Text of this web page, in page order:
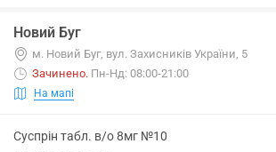
Новий Буг
м. Новий Буг, вул. Захисників України, 5
Зачинено. Пн-Нд: 08:00-21:00
На мапі
Суспрін табл. в/о 8мг №10